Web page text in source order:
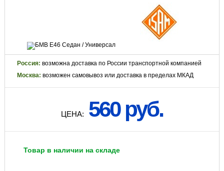
Россия: возможна доставка по России транспортной компанией
Москва: возможен самовывоз или доставка в пределах МКАД
ЦЕНА: 560 руб.
Товар в наличии на складе